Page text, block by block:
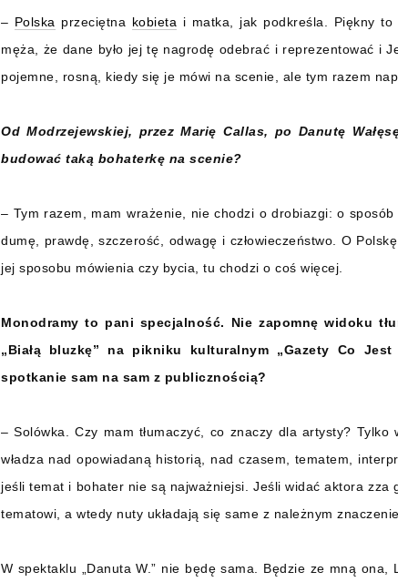
– Polska przeciętna kobieta i matka, jak podkreśla. Piękny to
męża, że dane było jej tę nagrodę odebrać i reprezentować i
pojemne, rosną, kiedy się je mówi na scenie, ale tym razem
Od Modrzejewskiej, przez Marię Callas, po Danutę
budować taką bohaterkę na scenie?
– Tym razem, mam wrażenie, nie chodzi o drobiazgi: o
dumę, prawdę, szczerość, odwagę i człowieczeństwo. O
jej sposobu mówienia czy bycia, tu chodzi o coś więcej.
Monodramy to pani specjalność. Nie zapomnę widoku
„Białą bluzkę” na pikniku kulturalnym „Gazety Co
spotkanie sam na sam z publicznością?
– Solówka. Czy mam tłumaczyć, co znaczy dla artysty?
władza nad opowiadaną historią, nad czasem, tematem,
jeśli temat i bohater nie są najważniejsi. Jeśli widać aktora
tematowi, a wtedy nuty układają się same z należnym
W spektaklu „Danuta W.” nie będę sama. Będzie ze mną